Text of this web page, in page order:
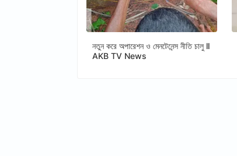
নতুন করে অপারেশন ও মেনটেনেন্স নীতি চালু ll
AKB TV News